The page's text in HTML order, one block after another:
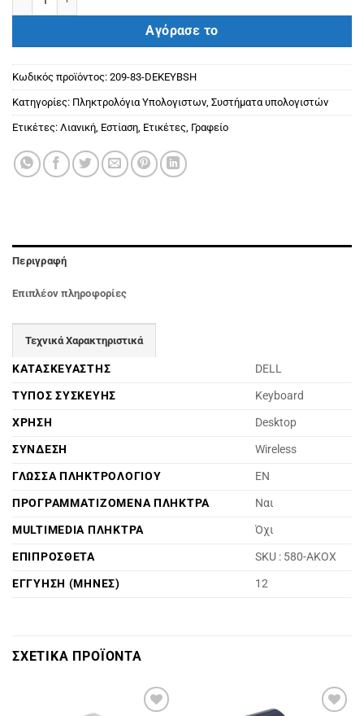
Αγόρασε το
Κωδικός προϊόντος: 209-83-DEKEYBSH
Κατηγορίες: Πληκτρολόγια Υπολογιστων, Συστήματα υπολογιστών
Ετικέτες: Λιανική, Εστίαση, Ετικέτες, Γραφείο
Περιγραφή
Επιπλέον πληροφορίες
Τεχνικά Χαρακτηριστικά
ΚΑΤΑΣΚΕΥΑΣΤΗΣ
DELL
ΤΥΠΟΣ ΣΥΣΚΕΥΗΣ
Keyboard
ΧΡΗΣΗ
Desktop
ΣΥΝΔΕΣΗ
Wireless
ΓΛΩΣΣΑ ΠΛΗΚΤΡΟΛΟΓΙΟΥ
EN
ΠΡΟΓΡΑΜΜΑΤΙΖΟΜΕΝΑ ΠΛΗΚΤΡΑ
Ναι
MULTIMEDIA ΠΛΗΚΤΡΑ
Όχι
ΕΠΙΠΡΟΣΘΕΤΑ
SKU : 580-AKOX
ΕΓΓΥΗΣΗ (ΜΗΝΕΣ)
12
ΣΧΕΤΙΚΑ ΠΡΟΪΟΝΤΑ